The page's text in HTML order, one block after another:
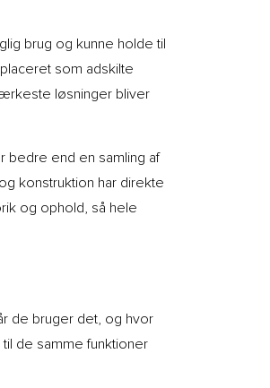
brug og kunne holde til
som adskilte
løsninger bliver
bedre end en samling af
konstruktion har direkte
og ophold, så hele
de bruger det, og hvor
de samme funktioner